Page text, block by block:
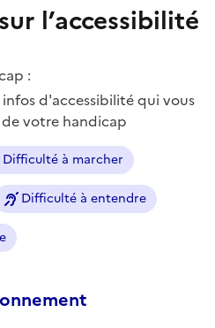
l’accessibilité
:
d'accessibilité qui vous
votre handicap
Difficulté à marcher
Difficulté à entendre